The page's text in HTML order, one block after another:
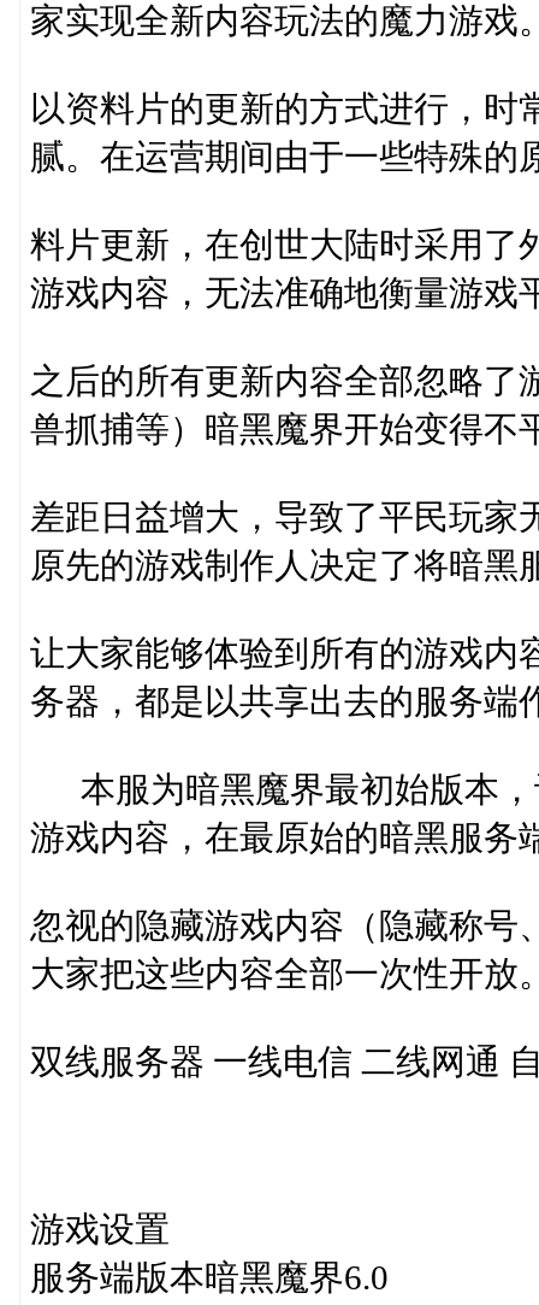
家实现全新内容玩法的魔力游戏
以资料片的更新的方式进行，
腻。在运营期间由于一些特殊的
料片更新，在创世大陆时采用了
游戏内容，无法准确地衡量游戏
之后的所有更新内容全部忽略了
兽抓捕等）暗黑魔界开始变得不
差距日益增大，导致了平民玩家
原先的游戏制作人决定了将暗黑
让大家能够体验到所有的游戏内
务器，都是以共享出去的服务端
本服为暗黑魔界最初始版本，
游戏内容，在最原始的暗黑服务
忽视的隐藏游戏内容（隐藏称号
大家把这些内容全部一次性开放
双线服务器 一线电信 二线网通
游戏设置
服务端版本暗黑魔界6.0